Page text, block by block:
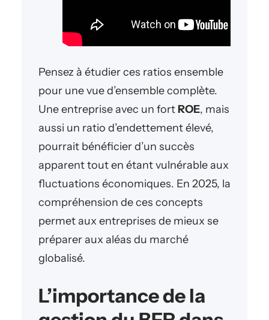
Pensez à étudier ces ratios ensemble
pour une vue d’ensemble complète.
Une entreprise avec un fortROE, mais
aussi un ratio d’endettement élevé,
pourrait bénéficier d’un succès
apparent tout en étant vulnérable aux
fluctuations économiques. En 2025, la
compréhension de ces concepts
permet aux entreprises de mieux se
préparer aux aléas du marché
globalisé.
L’importance de la